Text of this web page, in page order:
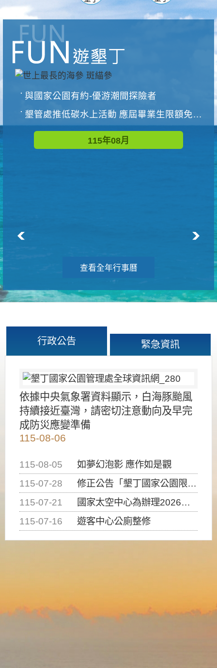
與國家公園有約-優游潮間探險者
墾管處推低碳水上活動 應屆畢業生限額免費參加
115年08月
查看全年行事曆
行政公告 緊急資訊
依據中央氣象署資料顯示，白海豚颱風
持續接近臺灣，請密切注意動向及早完
成防災應變準備
115-08-06
115-08-05
如夢幻泡影 應作如是觀
115-07-28
修正公告「墾丁國家公園限制水域遊憩活動之種類、範圍、時間及行為」，自即日生效。
115-07-21
國家太空中心為辦理2026台灣盃火箭競賽，陸、海、空域警戒及協調相關事宜，因颱風備案事宜
115-07-16
遊客中心公廁整修